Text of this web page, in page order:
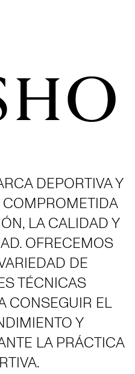
DEPORTIVA Y
LA CALIDAD Y
OFRECEMOS
DE
TÉCNICAS
CONSEGUIR EL
Y
LA PRÁCTICA